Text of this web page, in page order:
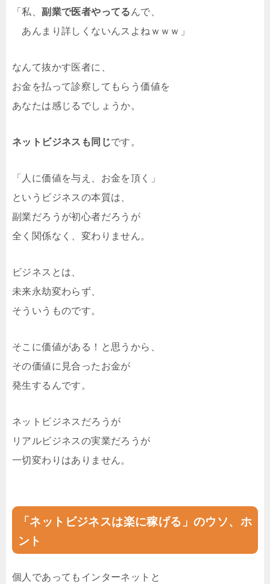
「私、副業で医者やってる んで、
あんまり詳しくないんスよねｗｗｗ」
なんて抜かす医者に、
お金を払って診察してもらう価値を
あなたは感じるでしょうか。
ネットビジネスも同じです。
「人に価値を与え、お金を頂く」
というビジネスの本質は、
副業だろうが初心者だろうが
全く関係なく、変わりません。
ビジネスとは、
未来永劫変わらず、
そういうものです。
そこに価値がある！と思うから、
その価値に見合ったお金が
発生するんです。
ネットビジネスだろうが
リアルビジネスの実業だろうが
一切変わりはありません。
「ネットビジネスは楽に稼げる」のウソ、ホ
ント
個人であってもインターネットと